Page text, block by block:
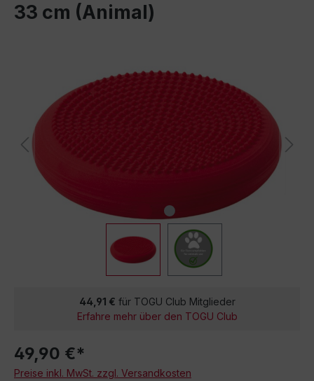
33 cm (Animal)
44,91 € für TOGU Club Mitglieder
Erfahre mehr über den TOGU Club
49,90 €*
Preise inkl. MwSt. zzgl. Versandkosten